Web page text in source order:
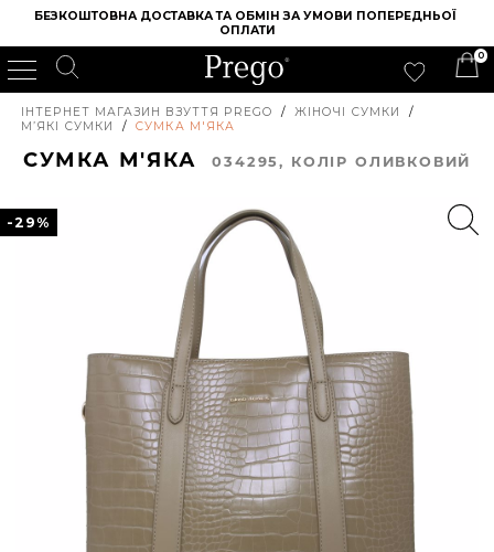
БЕЗКОШТОВНА ДОСТАВКА ТА ОБМІН ЗА УМОВИ ПОПЕРЕДНЬОЇ
ОПЛАТИ
0
ІНТЕРНЕТ МАГАЗИН ВЗУТТЯ PREGO / ЖІНОЧІ СУМКИ
/
М’ЯКІ СУМКИ
/ СУМКА М'ЯКА
СУМКА М'ЯКА034295, КОЛIР ОЛИВКОВИЙ
-29%